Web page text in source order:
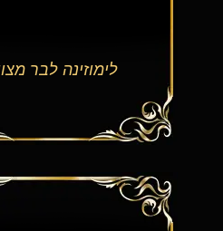
לימוזינה לבר מצווה